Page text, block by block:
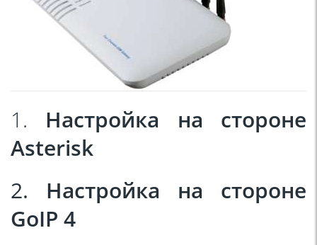
1. Настройка на стороне
Asterisk
2. Настройка на стороне
GoIP 4